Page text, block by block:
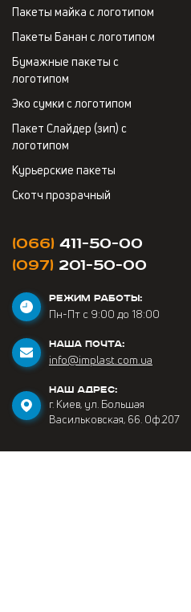
Пакеты майка с логотипом
Пакеты Банан с логотипом
Бумажные пакеты с
логотипом
Эко сумки с логотипом
Пакет Слайдер (зип) с
логотипом
Курьерские пакеты
Скотч прозрачный
(066) 411-50-00
(097) 201-50-00
РЕЖИМ РАБОТЫ:
Пн-Пт с 9:00 до 18:00
НАША ПОЧТА:
info@implast.com.ua
НАШ АДРЕС:
г. Киев, ул. Большая
Васильковская, 66. Оф.207